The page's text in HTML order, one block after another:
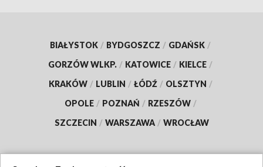
BIAŁYSTOK / BYDGOSZCZ / GDAŃSK /
GORZÓW WLKP. / KATOWICE / KIELCE /
KRAKÓW / LUBLIN / ŁÓDŹ / OLSZTYN /
OPOLE / POZNAŃ / RZESZÓW /
SZCZECIN / WARSZAWA / WROCŁAW